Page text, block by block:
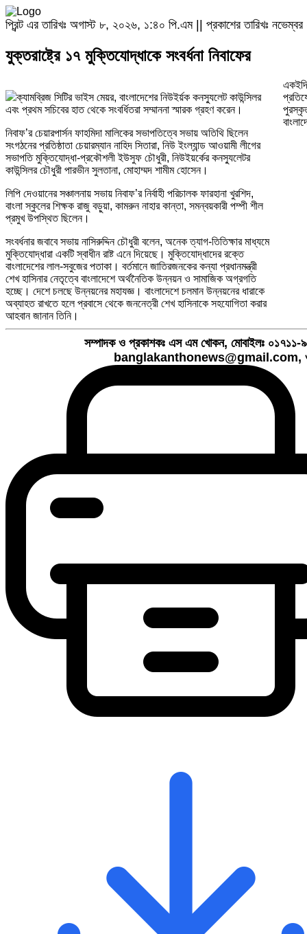
প্রিন্ট এর তারিখঃ অগাস্ট ৮, ২০২৬, ১:৪০ পি.এম || প্রকাশের তারিখঃ
যুক্তরাষ্ট্রে ১৭ মুক্তিযোদ্ধাকে সংবর্ধনা নিবাফের
ক্যামব্রিজ সিটির ভাইস মেয়র, বাংলাদেশের নিউইর্য়ক কনস্যুলেট কাউন্সিলর
এবং প্রথম সচিবের হাত থেকে সংবর্ধিতরা সম্মাননা স্মারক গ্রহণ করেন।
নিবাফ’র চেয়ারপার্সন ফাহমিদা মালিকের সভাপতিত্বে সভায় অতিথি ছিলেন
সংগঠনের প্রতিষ্ঠাতা চেয়ারম্যান নাহিদ সিতারা, নিউ ইংল্যান্ড আওয়ামী লীগের
সভাপতি মুক্তিযোদ্ধা-প্রকৌশলী ইউসুফ চৌধুরী, নিউইয়র্কের কনস্যুলেটর
কাউন্সিলর চৌধুরী পারভীন সুলতানা, মোহাম্মদ শামীম হোসেন।
লিপি দেওয়ানের সঞ্চালনায় সভায় নিবাফ’র নির্বাহী পরিচালক ফারহানা খুরশিদ,
বাংলা স্কুলের শিক্ষক রাজু বড়ুয়া, কামরুন নাহার কান্তা, সমন্বয়কারী পম্পী শীল
প্রমুখ উপস্থিত ছিলেন।
সংবর্ধনার জবাবে সভায় নাসিরুদ্দিন চৌধুরী বলেন, অনেক ত্যাগ-তিতিক্ষার মাধ্যমে
মুক্তিযোদ্ধারা একটি স্বাধীন রাষ্ট এনে দিয়েছে। মুক্তিযোদ্ধাদের রক্তে
বাংলাদেশের লাল-সবুজের পতাকা। বর্তমানে জাতিরজনকের কন্যা প্রধানমন্ত্রী
শেখ হাসিনার নেতৃত্বে বাংলাদেশে অর্থনৈতিক উন্নয়ন ও সামাজিক অগ্রগতি
হচ্ছে। দেশে চলছে উন্নয়নের মহাযজ্ঞ। বাংলাদেশে চলমান উন্নয়নের ধারাকে
অব্যাহত রাখতে হলে প্রবাসে থেকে জননেত্রী শেখ হাসিনাকে সহযোগিতা করার
আহবান জানান তিনি।
সম্পাদক ও প্রকাশকঃ এস এম খোকন, মোবাইলঃ
banglakanthonews@gmail.com,